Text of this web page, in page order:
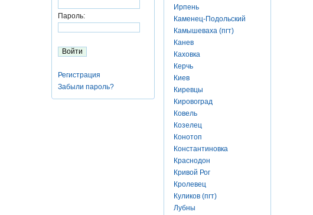
Пароль:
Регистрация
Забыли пароль?
Ирпень
Каменец-Подольский
Камышеваха (пгт)
Канев
Каховка
Керчь
Киев
Киревцы
Кировоград
Ковель
Козелец
Конотоп
Константиновка
Краснодон
Кривой Рог
Кролевец
Куликов (пгт)
Лубны